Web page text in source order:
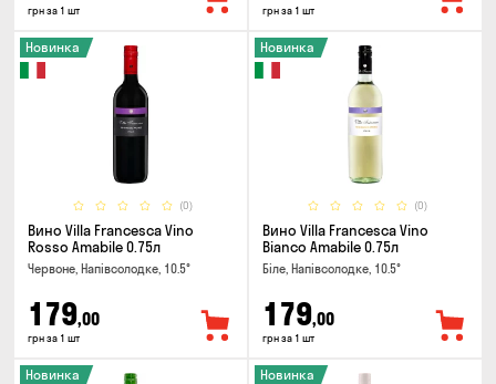
грн за 1 шт грн за 1 шт
(0)
Новинка
Вино Villa Francesca Vino
Rosso Amabile 0.75л
Червоне, Напівсолодке, 10.5°
179,00
грн за 1 шт
(0)
Новинка
Вино Villa Francesca Vino
Bianco Amabile 0.75л
Біле, Напівсолодке, 10.5°
179,00
грн за 1 шт
Новинка Новинка